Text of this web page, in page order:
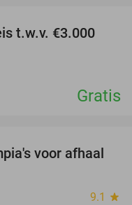
t.w.v. €3.000
Gratis
34%
voor afhaal
9.1 star